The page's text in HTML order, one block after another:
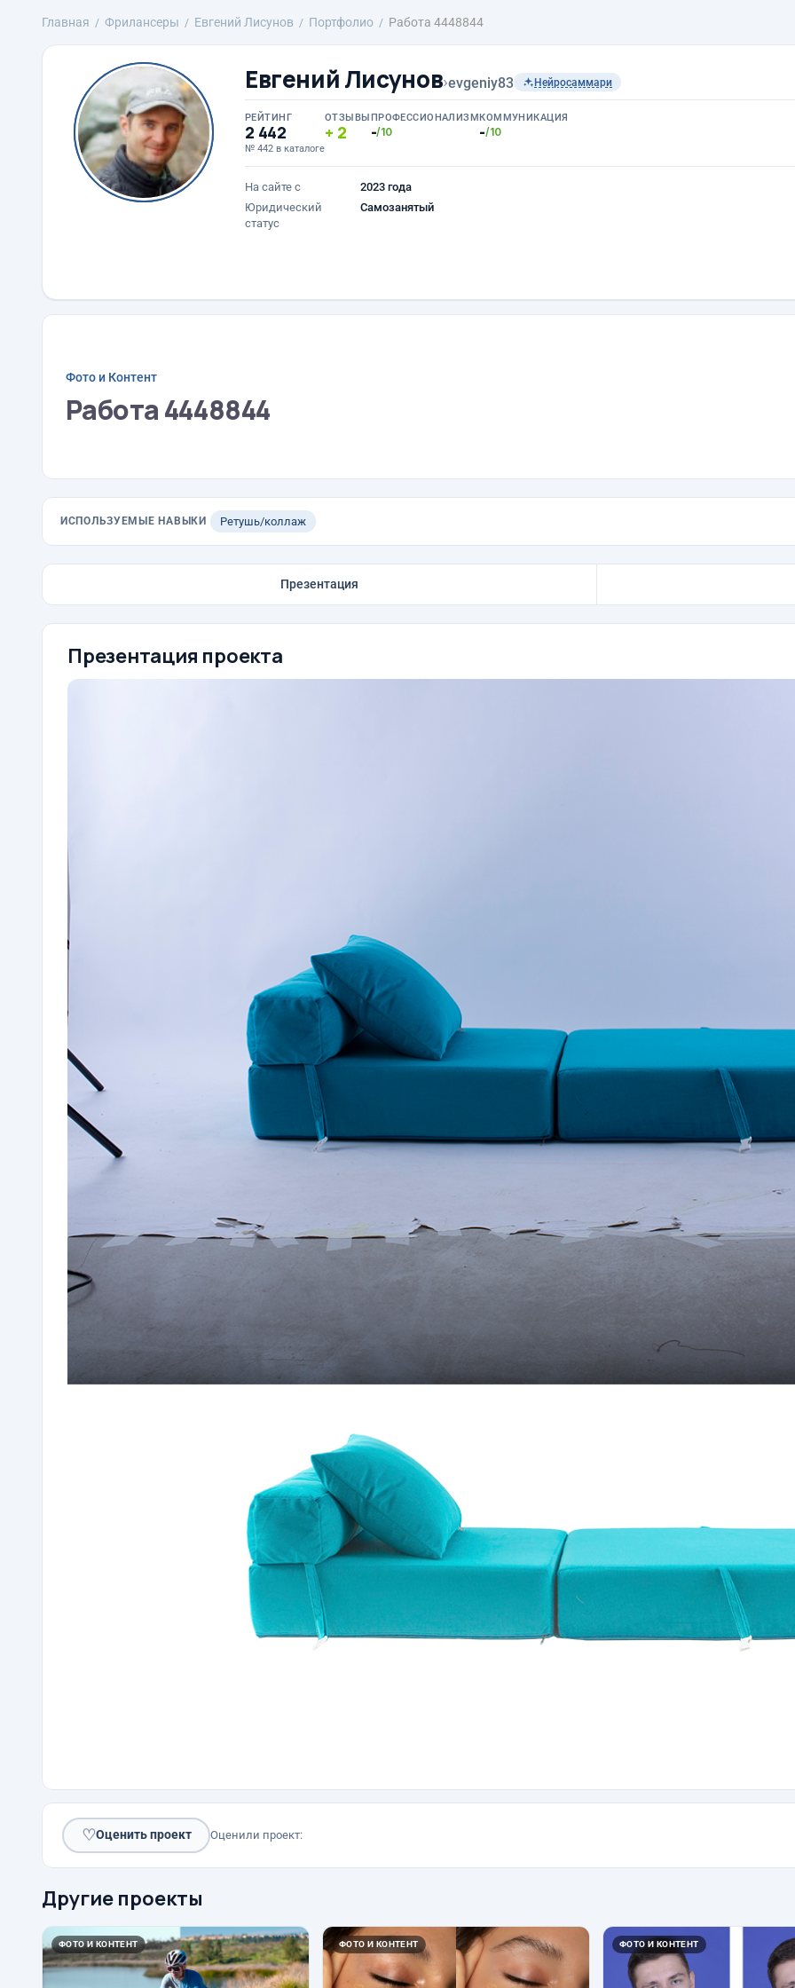
Главная Фрилансеры Евгений Лисунов Портфолио Работа 4448844
Евгений Лисунов›evgeniy83 Нейросаммари
РЕЙТИНГ
2 442
№ 442 в каталоге
ОТЗЫВЫ
2
ПРОФЕССИОНАЛИЗМ
-/10
КОММУНИКАЦИЯ
-/10
На сайте с
2023 года
Юридический
статус
Самозанятый
Фото и Контент
Работа 4448844
ИСПОЛЬЗУЕМЫЕ НАВЫКИ Ретушь/коллаж
Презентация
Презентация проекта
♡Оценить проект Оценили проект:
Другие проекты
ФОТО И КОНТЕНТ ФОТО И КОНТЕНТ ФОТО И КОНТЕНТ